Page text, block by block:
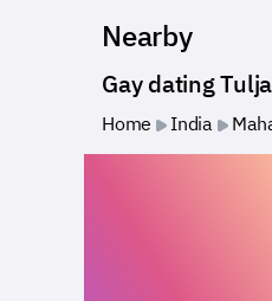
Nearby
Gay dating
Home India